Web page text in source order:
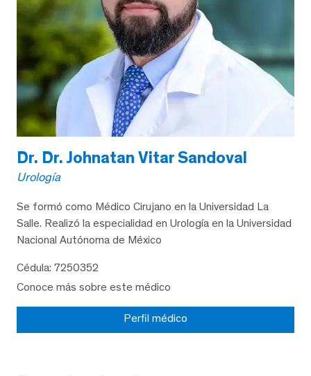
Dr. Dr. Johnatan Vitar Sandoval
Urología
Se formó como Médico Cirujano en la Universidad La
Salle. Realizó la especialidad en Urología en la Universidad
Nacional Autónoma de México
Cédula: 7250352
Conoce más sobre este médico
Perfil médico